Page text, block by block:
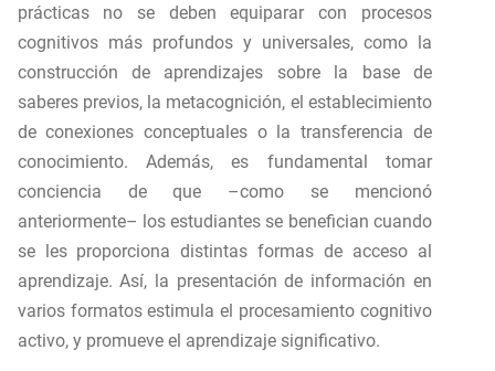
prácticas no se deben equiparar con procesos
cognitivos más profundos y universales, como la
construcción de aprendizajes sobre la base de
saberes previos, la metacognición, el establecimiento
de conexiones conceptuales o la transferencia de
conocimiento. Además, es fundamental tomar
conciencia de que –como se mencionó
anteriormente– los estudiantes se benefician cuando
se les proporciona distintas formas de acceso al
aprendizaje. Así, la presentación de información en
varios formatos estimula el procesamiento cognitivo
activo, y promueve el aprendizaje significativo.